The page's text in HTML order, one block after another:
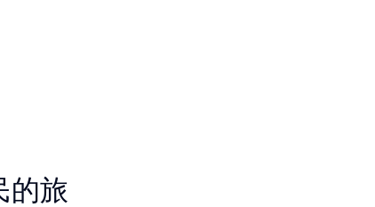
的旅